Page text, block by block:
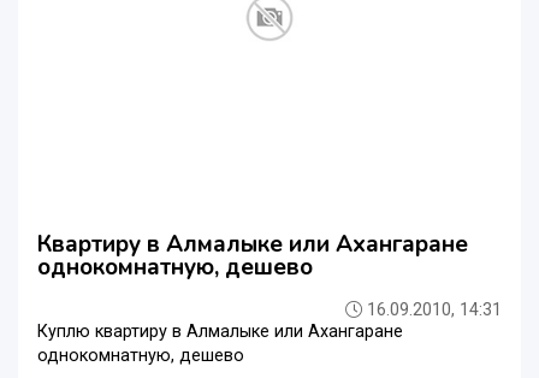
Квартиру в Алмалыке или Ахангаране
однокомнатную, дешево
16.09.2010, 14:31
Куплю квартиру в Алмалыке или Ахангаране
однокомнатную, дешево